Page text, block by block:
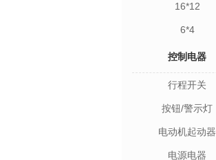
16*12
6*4
控制电器
行程开关
按钮/警示灯
电动机起动器
电源电器